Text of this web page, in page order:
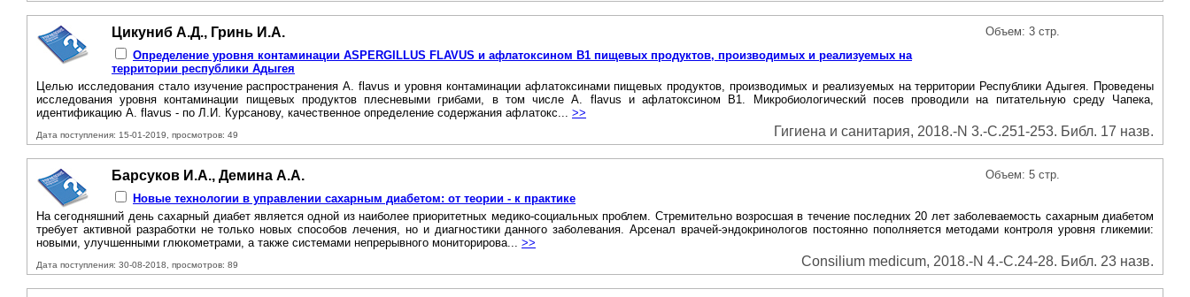
Цикуниб А.Д., Гринь И.А.
Определение уровня контаминации ASPERGILLUS FLAVUS и афлатоксином В1 пищевых продуктов, производимых и реализуемых на
территории республики Адыгея
Объем: 3 стр.
Целью исследования стало изучение распространения A. flavus и уровня контаминации афлатоксинами пищевых продуктов, производимых и реализуемых на территории Республики Адыгея. Проведены
исследования уровня контаминации пищевых продуктов плесневыми грибами, в том числе A. flavus и афлатоксином В1. Микробиологический посев проводили на питательную среду Чапека,
идентификацию A. flavus - по Л.И. Курсанову, качественное определение содержания афлатокс... >>
Дата поступления: 15-01-2019, просмотров: 49 Гигиена и санитария, 2018.-N 3.-С.251-253. Библ. 17 назв.
Барсуков И.А., Демина А.А.
Новые технологии в управлении сахарным диабетом: от теории - к практике
Объем: 5 стр.
На сегодняшний день сахарный диабет является одной из наиболее приоритетных медико-социальных проблем. Стремительно возросшая в течение последних 20 лет заболеваемость сахарным диабетом
требует активной разработки не только новых способов лечения, но и диагностики данного заболевания. Арсенал врачей-эндокринологов постоянно пополняется методами контроля уровня гликемии:
новыми, улучшенными глюкометрами, а также системами непрерывного мониторирова... >>
Дата поступления: 30-08-2018, просмотров: 89 Consilium medicum, 2018.-N 4.-С.24-28. Библ. 23 назв.